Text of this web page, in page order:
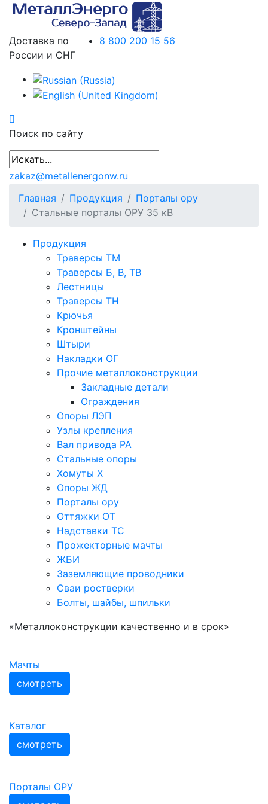
Доставка по
России и СНГ
8 800 200 15 56
Поиск по сайту
zakaz@metallenergonw.ru
Главная
Продукция
Порталы ору
Стальные порталы ОРУ 35 кВ
Продукция
Траверсы ТМ
Траверсы Б, В, ТВ
Лестницы
Траверсы ТН
Крючья
Кронштейны
Штыри
Накладки ОГ
Прочие металлоконструкции
Закладные детали
Ограждения
Опоры ЛЭП
Узлы крепления
Вал привода РА
Стальные опоры
Хомуты Х
Опоры ЖД
Порталы ору
Оттяжки ОТ
Надставки ТС
Прожекторные мачты
ЖБИ
Заземляющие проводники
Сваи ростверки
Болты, шайбы, шпильки
«Металлоконструкции качественно и в срок»
Мачты
смотреть
Каталог
смотреть
Порталы ОРУ